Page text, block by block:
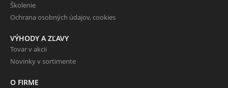
Školenie
Ochrana osobných údajov, cookies
VÝHODY A ZĽAVY
Tovar v akcii
Novinky v sortimente
O FIRME